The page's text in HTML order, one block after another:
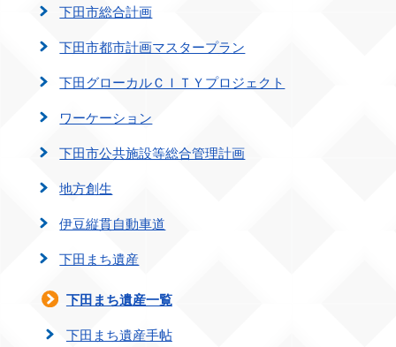
下田市総合計画
下田市都市計画マスタープラン
下田グローカルＣＩＴＹプロジェクト
ワーケーション
下田市公共施設等総合管理計画
地方創生
伊豆縦貫自動車道
下田まち遺産
下田まち遺産一覧
下田まち遺産手帖